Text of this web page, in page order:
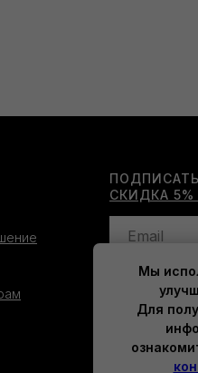
СКИДКА
Нажимая на
обработку
и соглашаетесь
Мы
Для